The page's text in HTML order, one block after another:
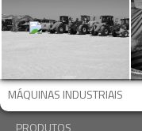
MÁQUINAS INDUSTRIAIS
PRODUTOS